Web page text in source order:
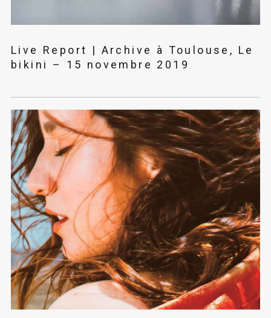
Live Report | Archive à Toulouse, Le
bikini – 15 novembre 2019